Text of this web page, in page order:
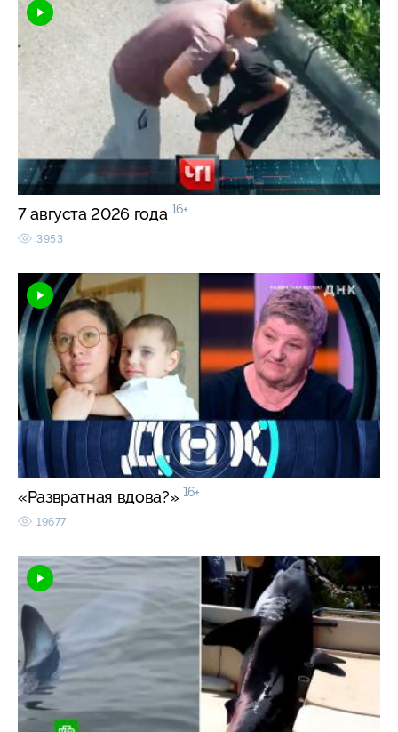
7 августа 2026 года 16+
3953
«Развратная вдова?» 16+
19677